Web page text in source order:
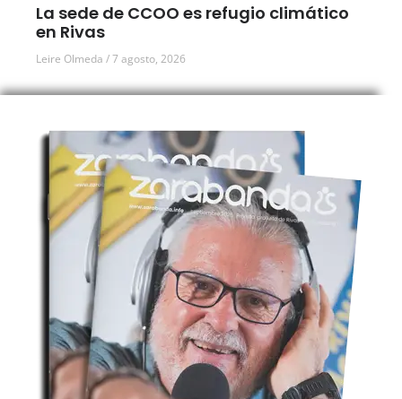
La sede de CCOO es refugio climático
en Rivas
Leire Olmeda 7 agosto, 2026